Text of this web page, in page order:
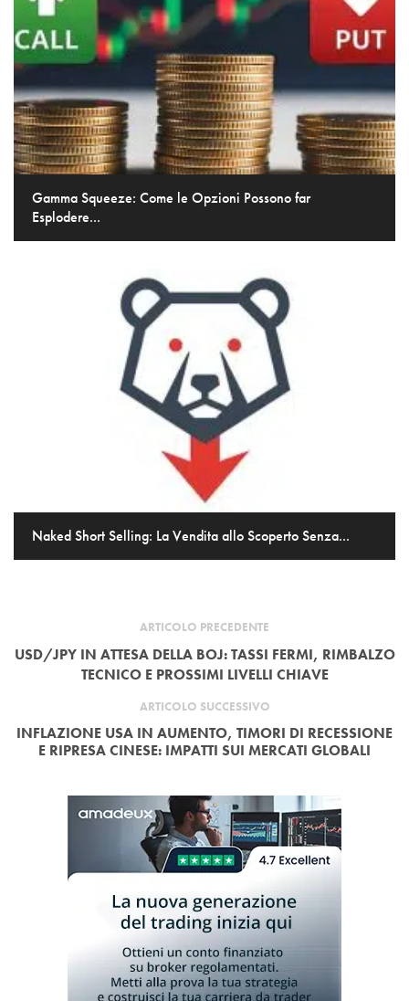
Gamma Squeeze: Come le Opzioni Possono far
Esplodere...
Naked Short Selling: La Vendita allo Scoperto Senza...
ARTICOLO PRECEDENTE
USD/JPY IN ATTESA DELLA BOJ: TASSI FERMI, RIMBALZO
TECNICO E PROSSIMI LIVELLI CHIAVE
ARTICOLO SUCCESSIVO
INFLAZIONE USA IN AUMENTO, TIMORI DI RECESSIONE
E RIPRESA CINESE: IMPATTI SUI MERCATI GLOBALI